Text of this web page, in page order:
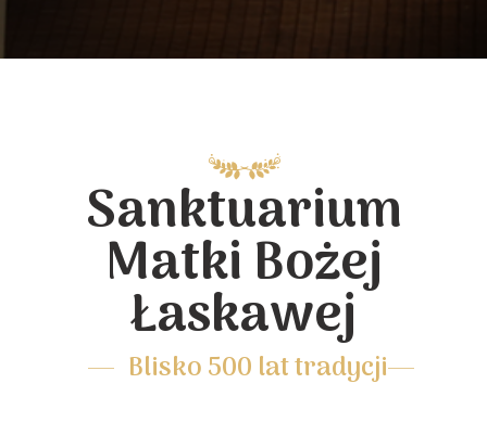
Sanktuarium
Matki Bożej
Łaskawej
Blisko 500 lat tradycji